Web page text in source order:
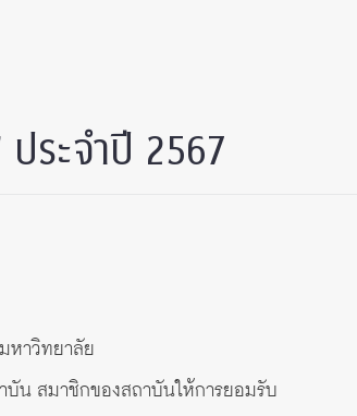
ระจำปี 2567
หาวิทยาลัย
น สมาชิกของสถาบันให้การยอมรับ